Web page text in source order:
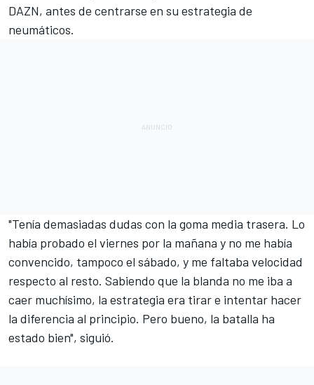
DAZN, antes de centrarse en su estrategia de
neumáticos.
"Tenía demasiadas dudas con la goma media trasera. Lo
había probado el viernes por la mañana y no me había
convencido, tampoco el sábado, y me faltaba velocidad
respecto al resto. Sabiendo que la blanda no me iba a
caer muchísimo, la estrategia era tirar e intentar hacer
la diferencia al principio. Pero bueno, la batalla ha
estado bien", siguió.